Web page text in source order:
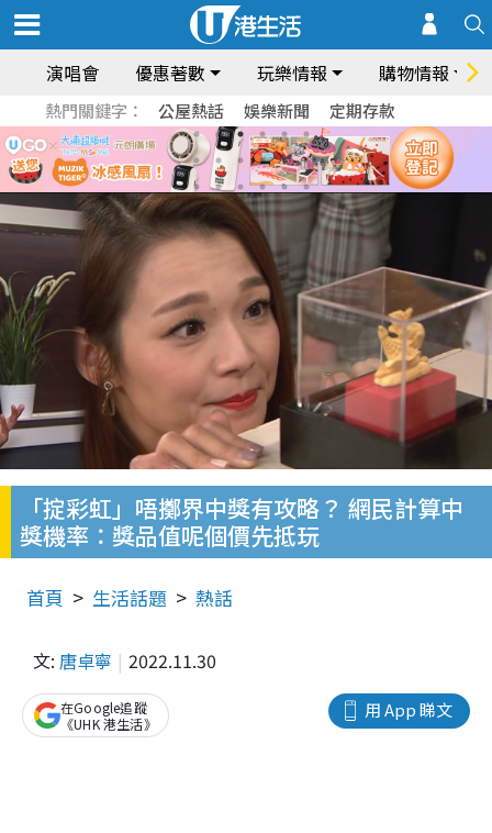
演唱會 優惠著數 玩樂情報 購物情報
熱門關鍵字： 公屋熱話 娛樂新聞 定期存款
「掟彩虹」唔擲界中獎有攻略？ 網民計算中
獎機率：獎品值呢個價先抵玩
首頁 生活話題 熱話
文: 唐卓寧 2022.11.30
用 App 睇文
在Google追蹤
《UHK 港生活》